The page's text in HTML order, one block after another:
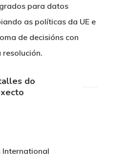
para datos
as políticas da UE e
de decisións con
do
International